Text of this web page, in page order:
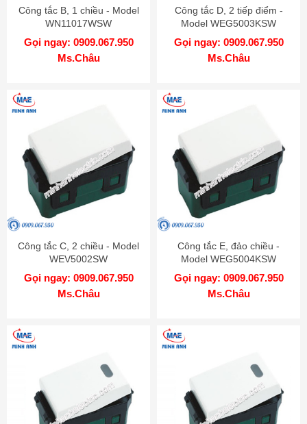
Công tắc B, 1 chiều - Model
WN11017WSW
Gọi ngay: 0909.067.950
Ms.Châu
Công tắc D, 2 tiếp điểm -
Model WEG5003KSW
Gọi ngay: 0909.067.950
Ms.Châu
Công tắc C, 2 chiều - Model
WEV5002SW
Gọi ngay: 0909.067.950
Ms.Châu
Công tắc E, đảo chiều -
Model WEG5004KSW
Gọi ngay: 0909.067.950
Ms.Châu